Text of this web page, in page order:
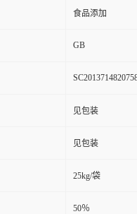
食品添加
GB
见包装
见包装
25kg/袋
50％